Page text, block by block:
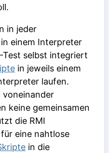
in jeder
einem Interpreter
selbst integriert
in jeweils einem
laufen.
voneinander
keine gemeinsamen
die RMI
eine nahtlose
in die